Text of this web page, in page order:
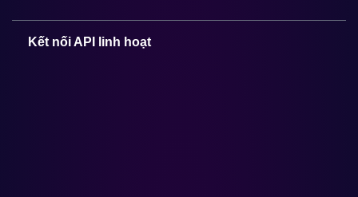
Kết nối API linh hoạt